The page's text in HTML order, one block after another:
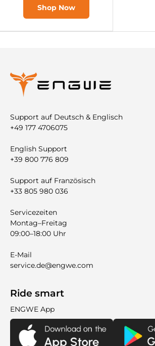
Shop Now
Support auf Deutsch & Englisch
+49 177 4706075
English Support
+39 800 776 809
Support auf Französisch
+33 805 980 036
Servicezeiten
Montag–Freitag
09:00–18:00 Uhr
E-Mail
service.de@engwe.com
Ride smart
ENGWE App